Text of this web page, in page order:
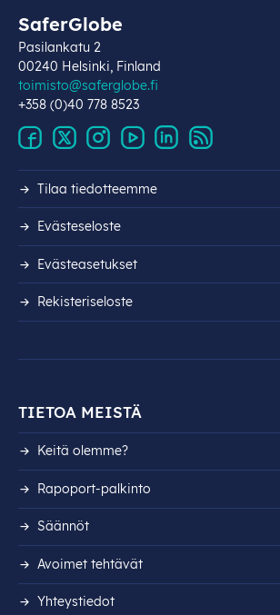
SaferGlobe
Pasilankatu 2
00240 Helsinki, Finland
toimisto@saferglobe.fi
+358 (0)40 778 8523
Tilaa tiedotteemme
Evästeseloste
Evästeasetukset
Rekisteri­seloste
TIETOA MEISTÄ
Keitä olemme?
Rapoport-palkinto
Säännöt
Avoimet tehtävät
Yhteystiedot